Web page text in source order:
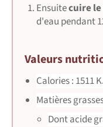
Ensuitecuire
d'eau pendant
Valeurs
Calories : 1511
Matières
Dont acide